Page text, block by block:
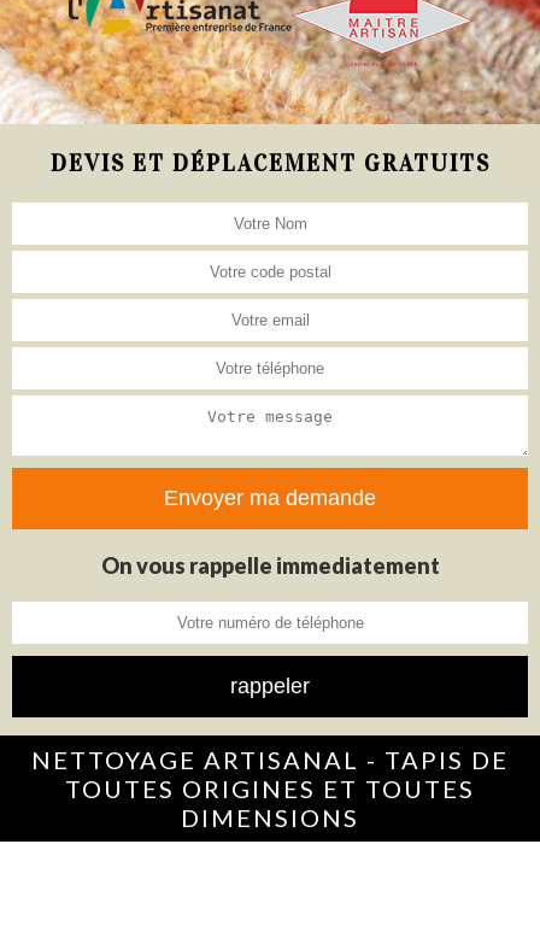
DEVIS ET DÉPLACEMENT GRATUITS
On vous rappelle immediatement
NETTOYAGE ARTISANAL - TAPIS DE
TOUTES ORIGINES ET TOUTES
DIMENSIONS